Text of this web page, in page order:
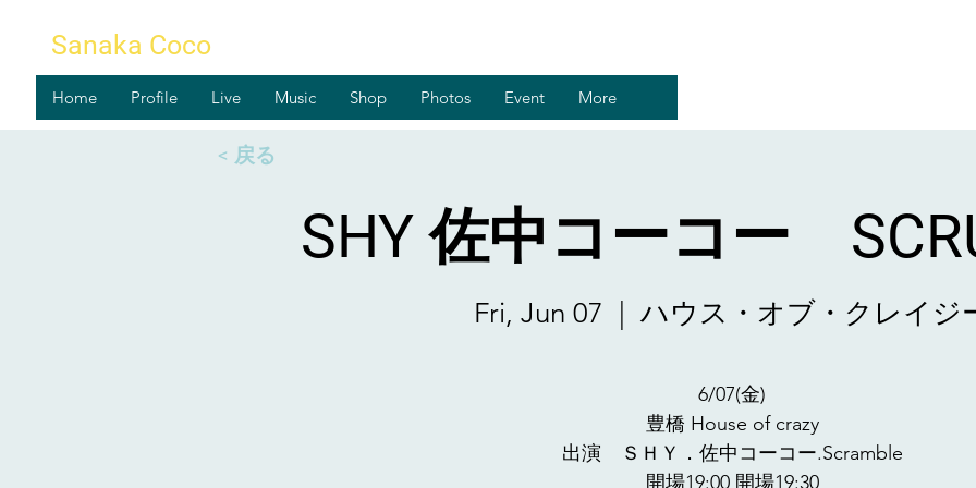
Sanaka Coco
Home Profile Live Music Shop Photos Event More
SHY 佐中コーコー
Fri, Jun 07 ハウス・オブ・クレイジ
6/07(金)
豊橋 House of crazy
出演 ＳＨＹ．佐中コーコー.Scramble
開場19:00 開場19:30
< 戻る